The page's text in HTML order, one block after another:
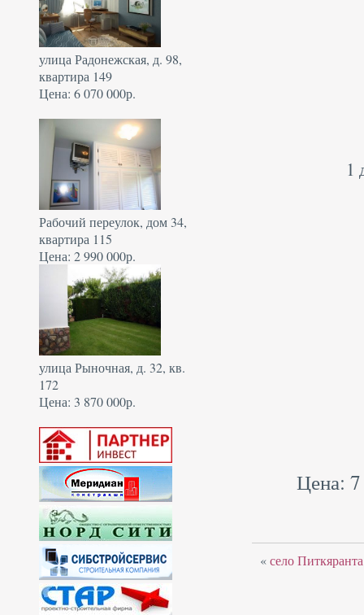
улица Радонежская, д. 98,
квартира 149
Цена: 6 070 000р.
Рабочий переулок, дом 34,
квартира 115
Цена: 2 990 000р.
улица Рыночная, д. 32, кв.
172
Цена: 3 870 000р.
1
Цена:
«село